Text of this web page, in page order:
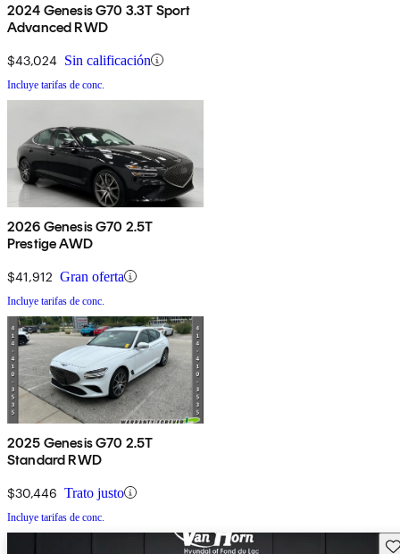
2024 Genesis G70 3.3T Sport
Advanced RWD
$43,024 Sin calificación
Incluye tarifas de conc.
2026 Genesis G70 2.5T
Prestige AWD
$41,912 Gran oferta
Incluye tarifas de conc.
2025 Genesis G70 2.5T
Standard RWD
$30,446 Trato justo
Incluye tarifas de conc.